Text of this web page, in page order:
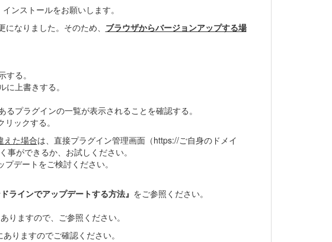
ンストールをお願いします。
なりました。そのため、 ブラウザからバージョンアップする場
る。
上書きする。
プラグインの一覧が表示されることを確認する。
ックする。
えた場合は、直接プラグイン管理画面（https://ご自身のドメイ
ができるか、お試しください。
デートをご検討ください。
ラインでアップデートする方法』 をご参照ください。
りますので、ご参照ください。
ありますのでご確認ください。